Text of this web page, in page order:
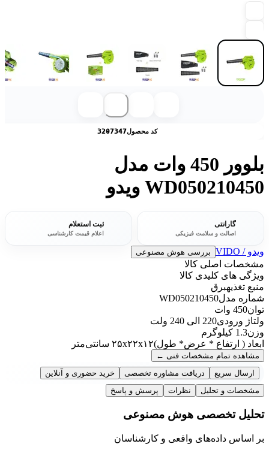
کد محصول3207347
بلوور 450 وات مدل
WD050210450 ویدو
گارانتی
اصالت و سلامت فیزیکی
ثبت استعلام
اعلام قیمت کارشناسی
ویدو / VIDO بررسی هوش مصنوعی
مشخصات اصلی کالا
ویژگی های کلیدی کالا
منبع تغذیهبرق
شماره مدلWD050210450
توان450 وات
ولتاژ ورودی220 الی 240 ولت
وزن1.3 کیلوگرم
ابعاد ( ارتفاع * عرض* طول)۲۵x۲۲x۱۲ سانتی‌متر
مشاهده تمام مشخصات فنی ←
ارسال سریع
دریافت مشاوره تخصصی
خرید حضوری و آنلاین
مشخصات و تحلیل
نظرات پرسش و پاسخ
تحلیل تخصصی هوش مصنوعی
بر اساس داده‌های واقعی و کارشناسان